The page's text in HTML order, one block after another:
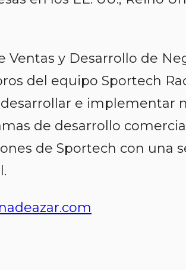
y Desarrollo de
del equipo Sportech
e implementar
de desarrollo
de Sportech con una